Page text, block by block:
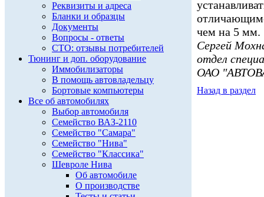
Реквизиты и адреса
Бланки и образцы
Документы
Вопросы - ответы
СТО: отзывы потребителей
Тюнинг и доп. оборудование
Иммобилизаторы
В помощь автовладельцу
Бортовые компьютеры
Все об автомобилях
Выбор автомобиля
Семейство ВАЗ-2110
Семейство "Самара"
Семейство "Нива"
Семейство "Классика"
Шевроле Нива
Об автомобиле
О производстве
чем на 5 мм.
Сергей
отдел
ОАО
Назад в раздел